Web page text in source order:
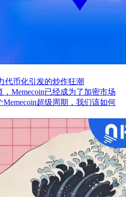
代币化引发的炒作狂潮
Memecoin已经成为了加密市场
超级周期，我们该如何